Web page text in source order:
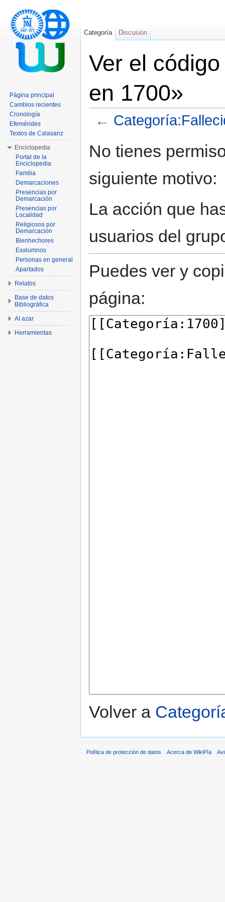
Ver el
en 1700»
←
No tienes
siguiente motivo:
La acción que
usuarios del
Puedes ver y
página:
Volver a
Categoría Discusión
Página principal
Cambios recientes
Cronología
Efemérides
Textos de Calasanz
Enciclopedia
Portal de la
Enciclopedia
Familia
Demarcaciones
Presencias por
Demarcación
Presencias por
Localidad
Religiosos por
Demarcación
Bienhechores
Exalumnos
Personas en general
Apartados
Relatos
Base de datos
Bibliográfica
Al azar
Herramientas
Política de protección de datos Acerca de WikiPía